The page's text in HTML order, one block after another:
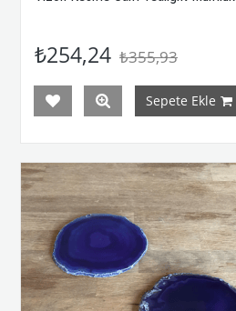
₺254,24 ₺355,93
Sepete Ekle